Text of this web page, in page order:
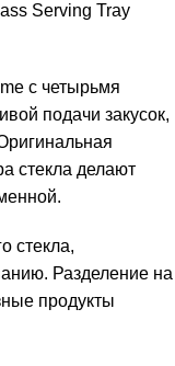
Serving Tray
с четырьмя
подачи закусок,
стекла делают
стекла,
Разделение на
продукты